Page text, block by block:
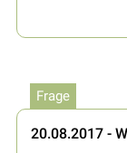
Frage
20.08.2017 -